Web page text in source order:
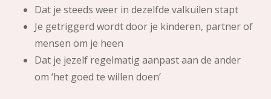
Dat je steeds weer in dezelfde valkuilen stapt
Je getriggerd wordt door je kinderen, partner of
mensen om je heen
Dat je jezelf regelmatig aanpast aan de ander
om ‘het goed te willen doen’